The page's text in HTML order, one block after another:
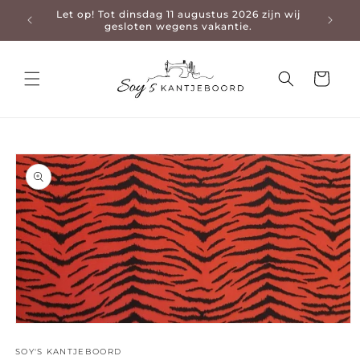
naar de content
Let op! Tot dinsdag 11 augustus 2026 zijn wij
gesloten wegens vakantie.
3-4
naar productinformatie
SOY'S KANTJEBOORD